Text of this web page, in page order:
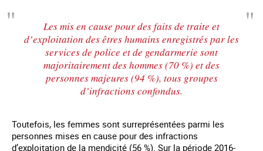
Les mis en cause pour des faits de traite et
d’exploitation des êtres humains enregistrés par les
services de police et de gendarmerie sont
majoritairement des hommes (70 %) et des
personnes majeures (94 %), tous groupes
d’infractions confondus.
Toutefois, les femmes sont surreprésentées parmi les
personnes mises en cause pour des infractions
d’exploitation de la mendicité (56 %). Sur la période 2016-